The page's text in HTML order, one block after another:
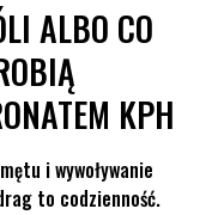
ALBO CO
KPH
i wywoływanie
to codzienność.